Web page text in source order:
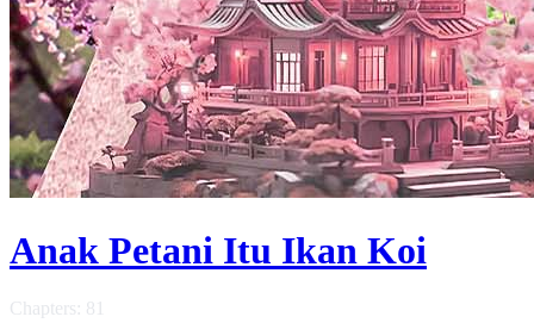
Anak Petani Itu Ikan Koi
Chapters: 81